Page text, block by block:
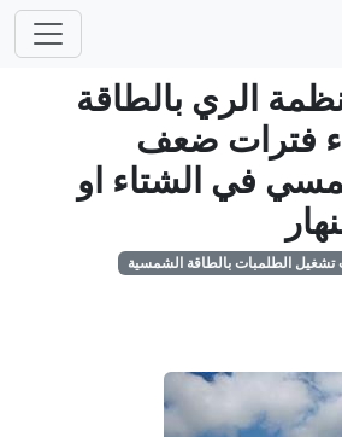
الري بالطاقة
فترات ضعف
في الشتاء او
تشغيل الطلمبات بالطاقة الشمسية